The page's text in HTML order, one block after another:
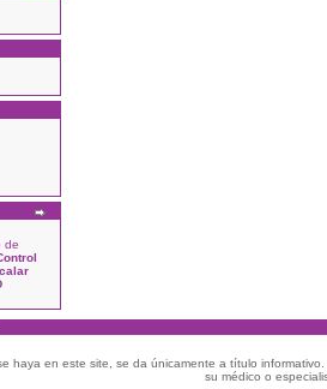
de
haya en este site, se da únicamente a título
su médico o